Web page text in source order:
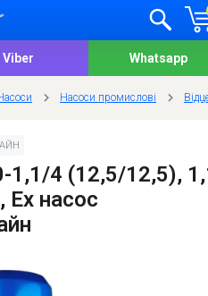
Viber Whatsapp
Насоси промислові
1,1/4 (12,5/12,5),
Ex насос